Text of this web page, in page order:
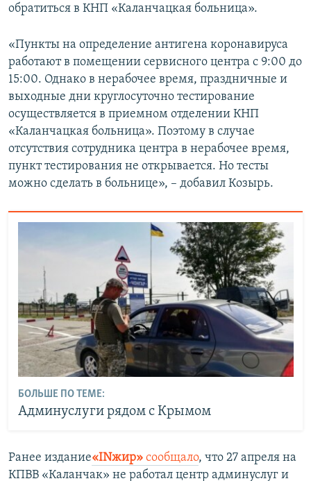
обратиться в КНП «Каланчацкая больница».
«Пункты на определение антигена коронавируса
работают в помещении сервисного центра с 9:00 до
15:00. Однако в нерабочее время, праздничные и
выходные дни круглосуточно тестирование
осуществляется в приемном отделении КНП
«Каланчацкая больница». Поэтому в случае
отсутствия сотрудника центра в нерабочее время,
пункт тестирования не открывается. Но тесты
можно сделать в больнице», – добавил Козырь.
БОЛЬШЕ ПО ТЕМЕ:
Админуслуги рядом с Крымом
Ранее издание«INжир» сообщало, что 27 апреля на
КПВВ «Каланчак» не работал центр админуслуг и